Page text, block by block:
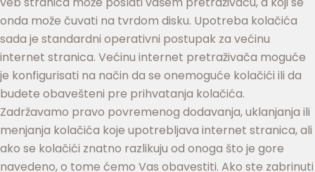
onda može čuvati na tvrdom disku. Upotreba kolačića
sada je standardni operativni postupak za većinu
internet stranica. Većinu internet pretraživača moguće
je konfigurisati na način da se onemoguće kolačići ili da
budete obavešteni pre prihvatanja kolačića.
Zadržavamo pravo povremenog dodavanja, uklanjanja ili
menjanja kolačića koje upotrebljava internet stranica, ali
ako se kolačići znatno razlikuju od onoga što je gore
navedeno, o tome ćemo Vas obavestiti. Ako ste zabrinuti